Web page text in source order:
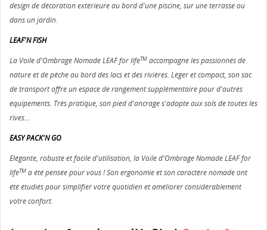
design de décoration extérieure au bord d'une piscine, sur une terrasse ou
dans un jardin.
LEAF'N FISH
La Voile d'Ombrage Nomade LEAF for lifeTM accompagne les passionnés de
nature et de pêche au bord des lacs et des rivières. Léger et compact, son sac
de transport offre un espace de rangement supplémentaire pour d'autres
équipements. Très pratique, son pied d'ancrage s'adapte aux sols de toutes les
rives...
EASY PACK'N GO
Elégante, robuste et facile d'utilisation, la Voile d'Ombrage Nomade LEAF for
lifeTM a été pensée pour vous ! Son ergonomie et son caractère nomade ont
été étudiés pour simplifier votre quotidien et améliorer considérablement
votre confort.